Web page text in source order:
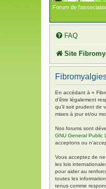
Forum de
FAQ
Site
En accédant à «
d’être légalement
qu’il soit prudent de
mises à jour et/ou
Nos forums sont
GNU General Public
acceptons ou
Vous acceptez de
les lois
pour aider au
toutes les
tenus comme